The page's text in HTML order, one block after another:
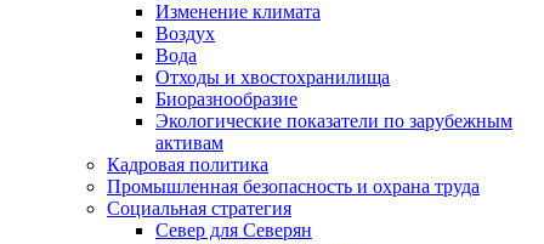
Изменение климата
Воздух
Вода
Отходы и хвостохранилища
Биоразнообразие
Экологические показатели по зарубежным
активам
Кадровая политика
Промышленная безопасность и охрана труда
Социальная стратегия
Север для Северян